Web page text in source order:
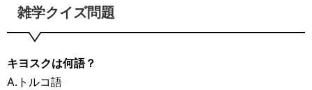
雑学クイズ問題
キヨスクは何語？
A.トルコ語